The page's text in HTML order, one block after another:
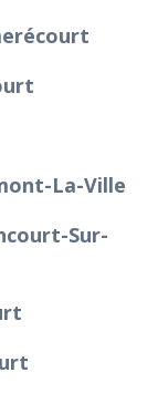
La-Ville
Sur-